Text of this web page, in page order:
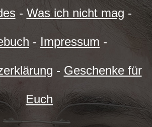
- Was ich nicht mag -
- Impressum -
- Geschenke für
Euch